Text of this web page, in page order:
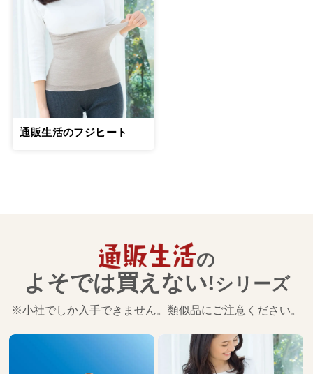
通販生活のフジヒート
の
よそでは買えない!シリーズ
※小社でしか入手できません。類似品にご注意ください。